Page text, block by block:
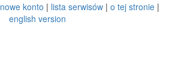
nowe konto | lista serwisów| o tej stronie|
english version